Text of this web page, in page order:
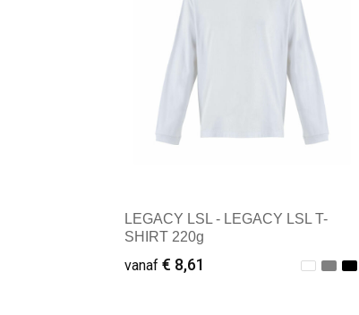
LEGACY LSL - LEGACY LSL T-
SHIRT 220g
vanaf € 8,61